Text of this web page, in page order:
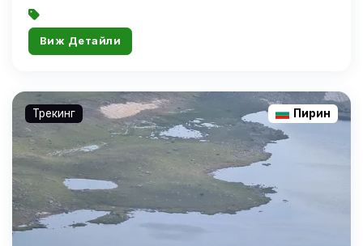
Виж Детайли
Трекинг Пирин